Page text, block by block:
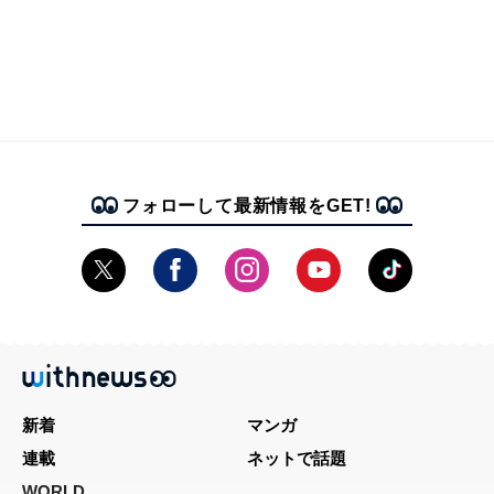
フォローして最新情報をGET!
新着
マンガ
連載
ネットで話題